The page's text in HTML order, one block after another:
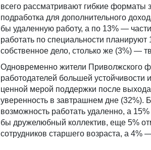
всего рассматривают гибкие форматы
подработка для дополнительного
бы удаленную работу, а по 13% —
работать по специальности
собственное дело, столько же (3%) —
Одновременно жители Приволжского
работодателей большей устойчивости
ценной мерой поддержки после
уверенность в завтрашнем дне (32%).
возможность работать удаленно, а
бы дружелюбный коллектив, еще 5%
сотрудников старшего возраста, а